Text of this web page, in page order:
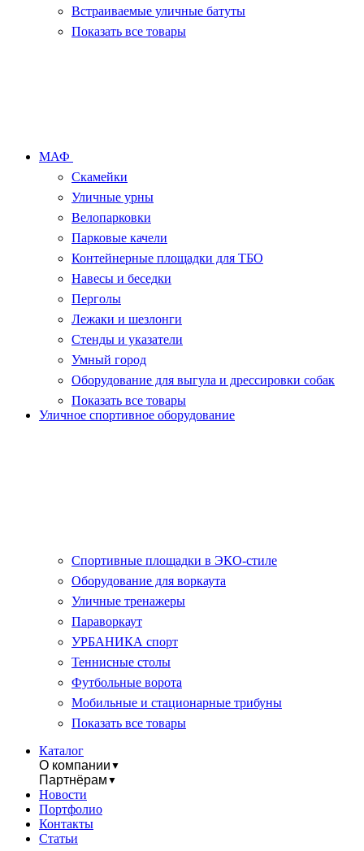
Встраиваемые уличные батуты
Показать все товары
МАФ
Скамейки
Уличные урны
Велопарковки
Парковые качели
Контейнерные площадки для ТБО
Навесы и беседки
Перголы
Лежаки и шезлонги
Стенды и указатели
Умный город
Оборудование для выгула и дрессировки собак
Показать все товары
Уличное спортивное оборудование
Спортивные площадки в ЭКО-стиле
Оборудование для воркаута
Уличные тренажеры
Параворкаут
УРБАНИКА спорт
Теннисные столы
Футбольные ворота
Мобильные и стационарные трибуны
Показать все товары
Каталог
О компании ▼
Партнёрам ▼
Новости
Портфолио
Контакты
Статьи